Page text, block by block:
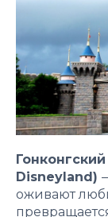
Disneyland)
оживают